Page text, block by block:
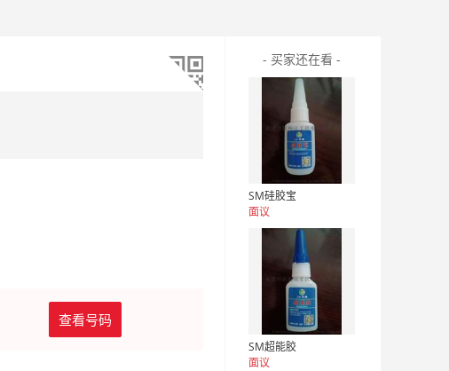
- 买家还在看 -
SM硅胶宝
面议
SM超能胶
面议
查看号码